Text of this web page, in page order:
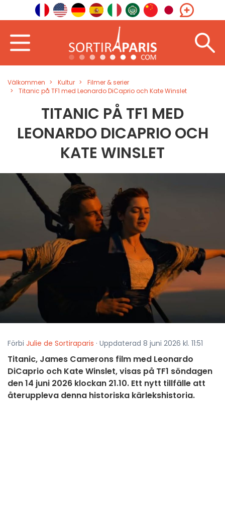
Välkommen Kultur
Filmer & serier
Titanic på TF1 med Leonardo DiCaprio och Kate Winslet
TITANIC PÅ TF1 MED
LEONARDO DICAPRIO OCH
KATE WINSLET
Förbi Julie de Sortiraparis · Uppdaterad 8 juni 2026 kl. 11:51
Titanic, James Camerons film med Leonardo
DiCaprio och Kate Winslet, visas på TF1 söndagen
den 14 juni 2026 klockan 21.10. Ett nytt tillfälle att
återuppleva denna historiska kärlekshistoria.